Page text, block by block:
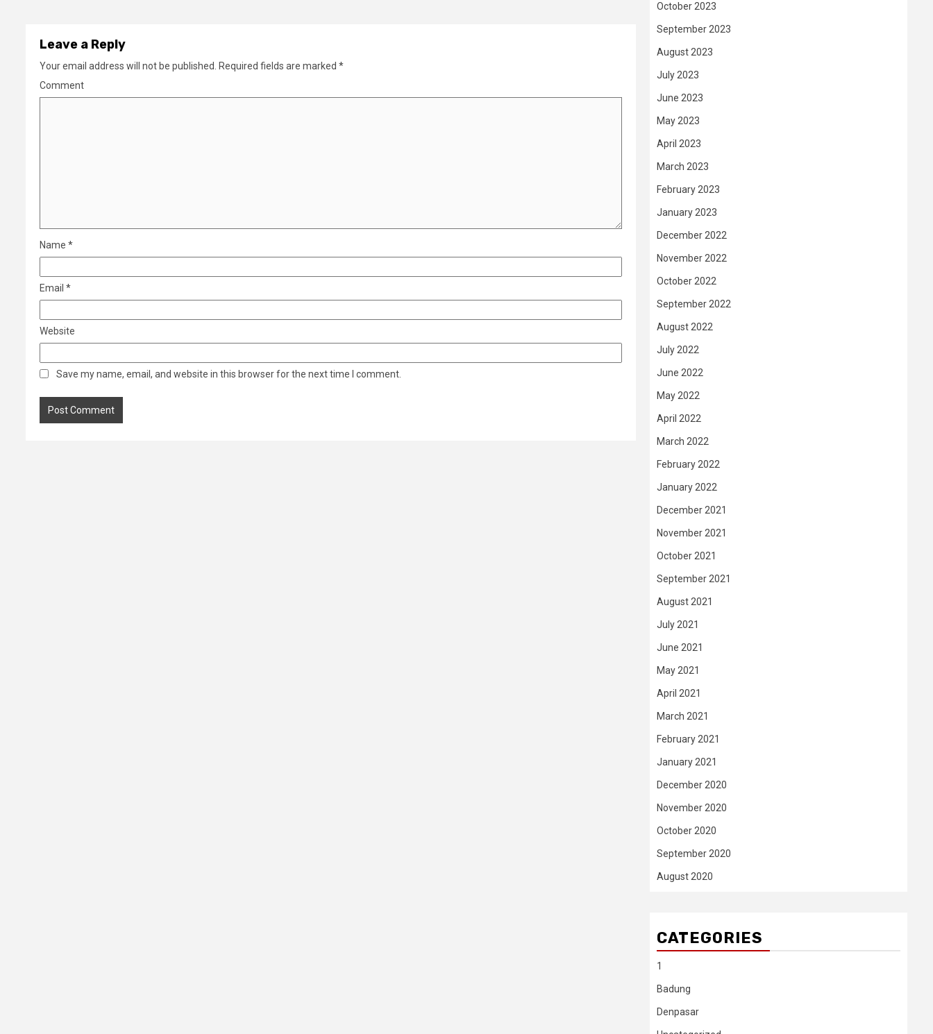
Leave a Reply
Your email address will not be published. Required fields are marked *
Comment
Name *
Email *
Website
Save my name, email, and website in this browser for the next time I comment.
October 2023
September 2023
August 2023
July 2023
June 2023
May 2023
April 2023
March 2023
February 2023
January 2023
December 2022
November 2022
October 2022
September 2022
August 2022
July 2022
June 2022
May 2022
April 2022
March 2022
February 2022
January 2022
December 2021
November 2021
October 2021
September 2021
August 2021
July 2021
June 2021
May 2021
April 2021
March 2021
February 2021
January 2021
December 2020
November 2020
October 2020
September 2020
August 2020
CATEGORIES
1
Badung
Denpasar